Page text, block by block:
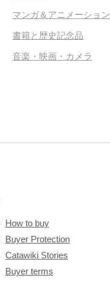
マンガ＆アニメーション
書籍と歴史記念品
音楽・映画・カメラ
How to buy
Buyer Protection
Catawiki Stories
Buyer terms